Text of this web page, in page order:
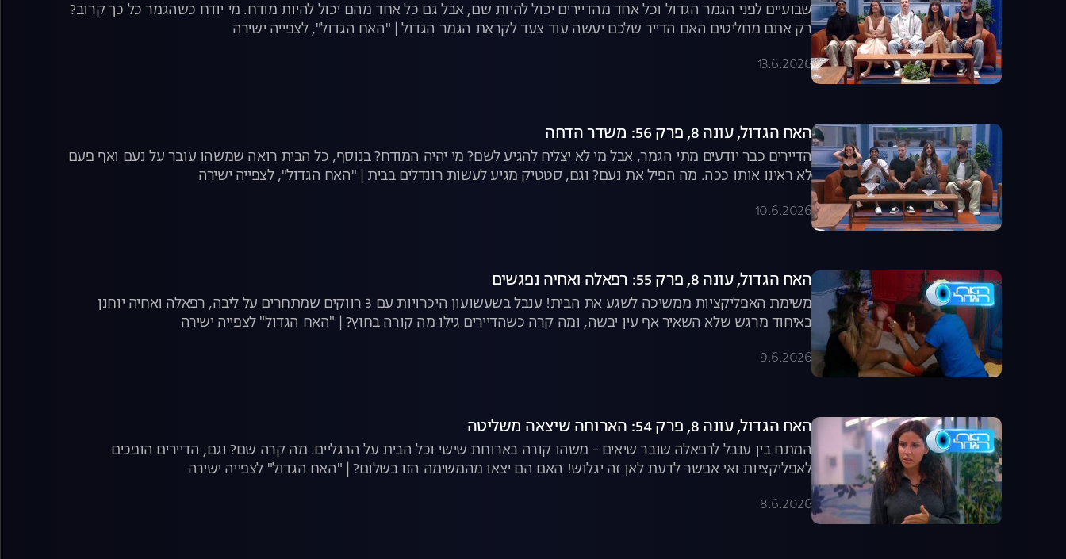
שבועיים לפני הגמר הגדול וכל אחד מהדיירים יכול להיות שם, אבל גם כל אחד מהם יכול להיות מודח. מי יודח כשהגמר כל כך קרוב?
רק אתם מחליטים האם הדייר שלכם יעשה עוד צעד לקראת הגמר הגדול | "האח הגדול", לצפייה ישירה
13.6.2026
האח הגדול, עונה 8, פרק 56: משדר הדחה
הדיירים כבר יודעים מתי הגמר, אבל מי לא יצליח להגיע לשם? מי יהיה המודח? בנוסף, כל הבית רואה שמשהו עובר על נעם ואף פעם
לא ראינו אותו ככה. מה הפיל את נעם? וגם, סטטיק מגיע לעשות רונדלים בבית | "האח הגדול", לצפייה ישירה
10.6.2026
האח הגדול, עונה 8, פרק 55: רפאלה ואחיה נפגשים
משימת האפליקציות ממשיכה לשגע את הבית! ענבל בשעשועון היכרויות עם 3 רווקים שמתחרים על ליבה, רפאלה ואחיה יוחנן
באיחוד מרגש שלא השאיר אף עין יבשה, ומה קרה כשהדיירים גילו מה קורה בחוץ? | "האח הגדול" לצפייה ישירה
9.6.2026
האח הגדול, עונה 8, פרק 54: הארוחה שיצאה משליטה
המתח בין ענבל לרפאלה שובר שיאים - משהו קורה בארוחת שישי וכל הבית על הרגליים. מה קרה שם? וגם, הדיירים הופכים
לאפליקציות ואי אפשר לדעת לאן זה יגלוש! האם הם יצאו מהמשימה הזו בשלום? | "האח הגדול" לצפייה ישירה
8.6.2026